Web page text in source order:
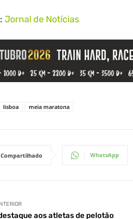
Jornal de Notícias
lisboa meia maratona
Compartilhado WhatsApp
aos atletas de pelotão